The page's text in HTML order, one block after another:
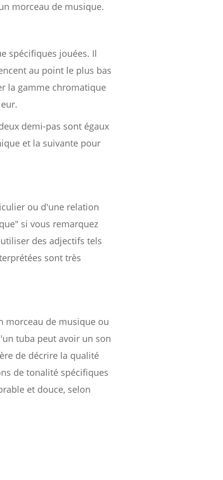
morceau de musique.
spécifiques jouées. Il
au point le plus bas
la gamme chromatique
demi-pas sont égaux
et la suivante pour
ou d'une relation
si vous remarquez
des adjectifs tels
sont très
morceau de musique ou
tuba peut avoir un son
de décrire la qualité
de tonalité spécifiques
et douce, selon